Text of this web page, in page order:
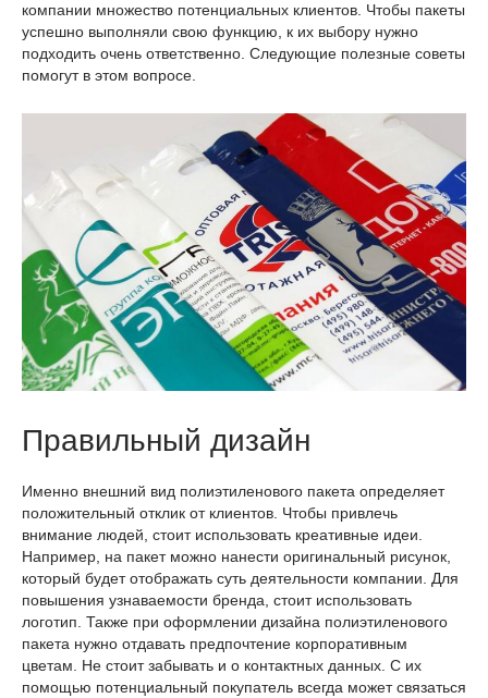
компании множество потенциальных клиентов. Чтобы пакеты
успешно выполняли свою функцию, к их выбору нужно
подходить очень ответственно. Следующие полезные советы
помогут в этом вопросе.
Правильный дизайн
Именно внешний вид полиэтиленового пакета определяет
положительный отклик от клиентов. Чтобы привлечь
внимание людей, стоит использовать креативные идеи.
Например, на пакет можно нанести оригинальный рисунок,
который будет отображать суть деятельности компании. Для
повышения узнаваемости бренда, стоит использовать
логотип. Также при оформлении дизайна полиэтиленового
пакета нужно отдавать предпочтение корпоративным
цветам. Не стоит забывать и о контактных данных. С их
помощью потенциальный покупатель всегда может связаться